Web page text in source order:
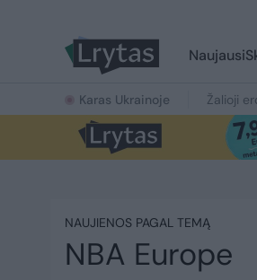
Naujausi
Karas Ukrainoje Žalioji
NAUJIENOS PAGAL TEMĄ
NBA Europe